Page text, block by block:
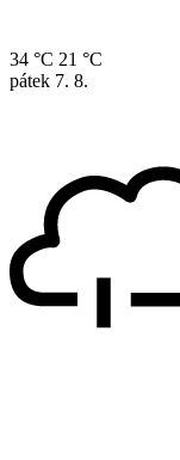
34 °C 21 °C
pátek 7. 8.